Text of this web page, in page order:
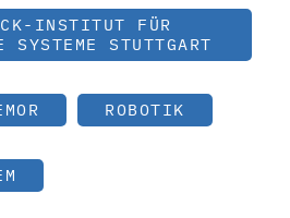
INSTITUT FÜR
SYSTEME STUTTGART
ROBOTIK